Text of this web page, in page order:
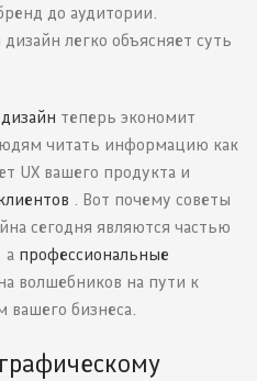
до аудитории.
легко объясняет суть
теперь экономит
читать информацию как
UX вашего продукта и
. Вот почему советы
сегодня являются частью
а профессиональные
волшебников на пути к
бизнеса.